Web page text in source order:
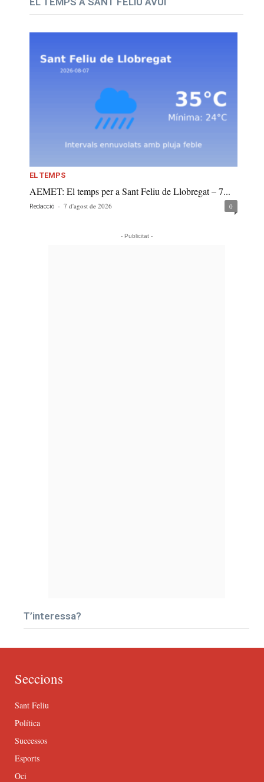
EL TEMPS
AEMET: El temps per a Sant Feliu de Llobregat – 7...
Redacció - 7 d'agost de 2026 0
- Publicitat -
T’interessa?
Seccions
Sant Feliu
Política
Successos
Esports
Oci